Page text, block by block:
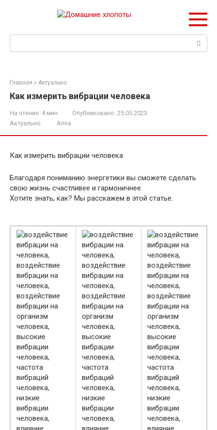
Главная » Актуально
Как измерить вибрации человека
На чтение: 4 мин Опубликовано: 25.05.2023
Актуально
Anna
Как измерить вибрации человека
Благодаря пониманию энергетики вы сможете сделать
свою жизнь счастливее и гармоничнее.
Хотите знать, как? Мы расскажем в этой статье.